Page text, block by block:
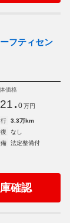
フティセン
価格
. 0 万円
行
3.3万km
なし
法定整備付
確認